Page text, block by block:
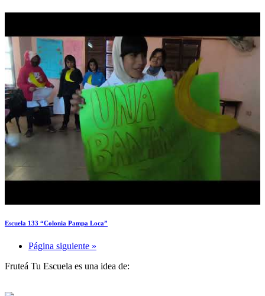
Escuela 133 “Colonia Pampa Loca”
Página siguiente »
Fruteá Tu Escuela es una idea de: